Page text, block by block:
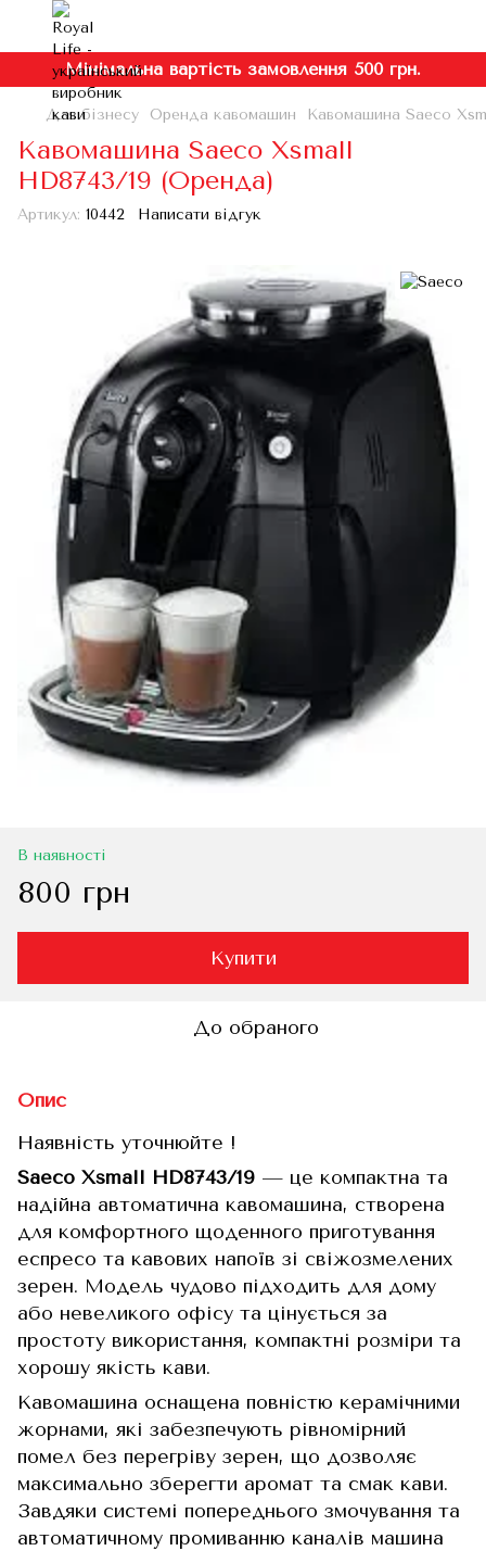
Мінімальна вартість замовлення 500 грн.
Для бізнесу Оренда кавомашин Кавомашина Saeco
Кавомашина Saeco Xsmall
HD8743/19 (Оренда)
Артикул: 10442 Написати відгук
В наявності
800 грн
Купити
До обраного
Опис
Наявність уточнюйте !
Saeco Xsmall HD8743/19 — це компактна та
надійна автоматична кавомашина, створена
для комфортного щоденного приготування
еспресо та кавових напоїв зі свіжозмелених
зерен. Модель чудово підходить для дому
або невеликого офісу та цінується за
простоту використання, компактні розміри та
хорошу якість кави.
Кавомашина оснащена повністю керамічними
жорнами, які забезпечують рівномірний
помел без перегріву зерен, що дозволяє
максимально зберегти аромат та смак кави.
Завдяки системі попереднього змочування та
автоматичному промиванню каналів машина